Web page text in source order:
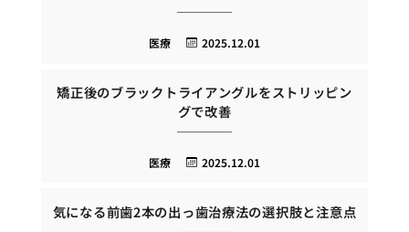
2025.12.01
医療
矯正後のブラックトライアングルをストリッピン
グで改善
2025.12.01
医療
気になる前歯2本の出っ歯治療法の選択肢と注意点